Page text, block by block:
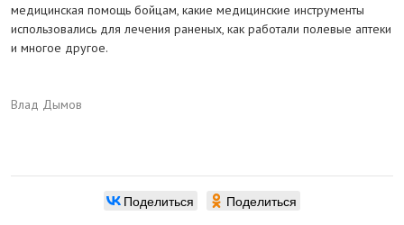
медицинская помощь бойцам, какие медицинские инструменты
использовались для лечения раненых, как работали полевые аптеки
и многое другое.
Влад Дымов
Поделиться Поделиться